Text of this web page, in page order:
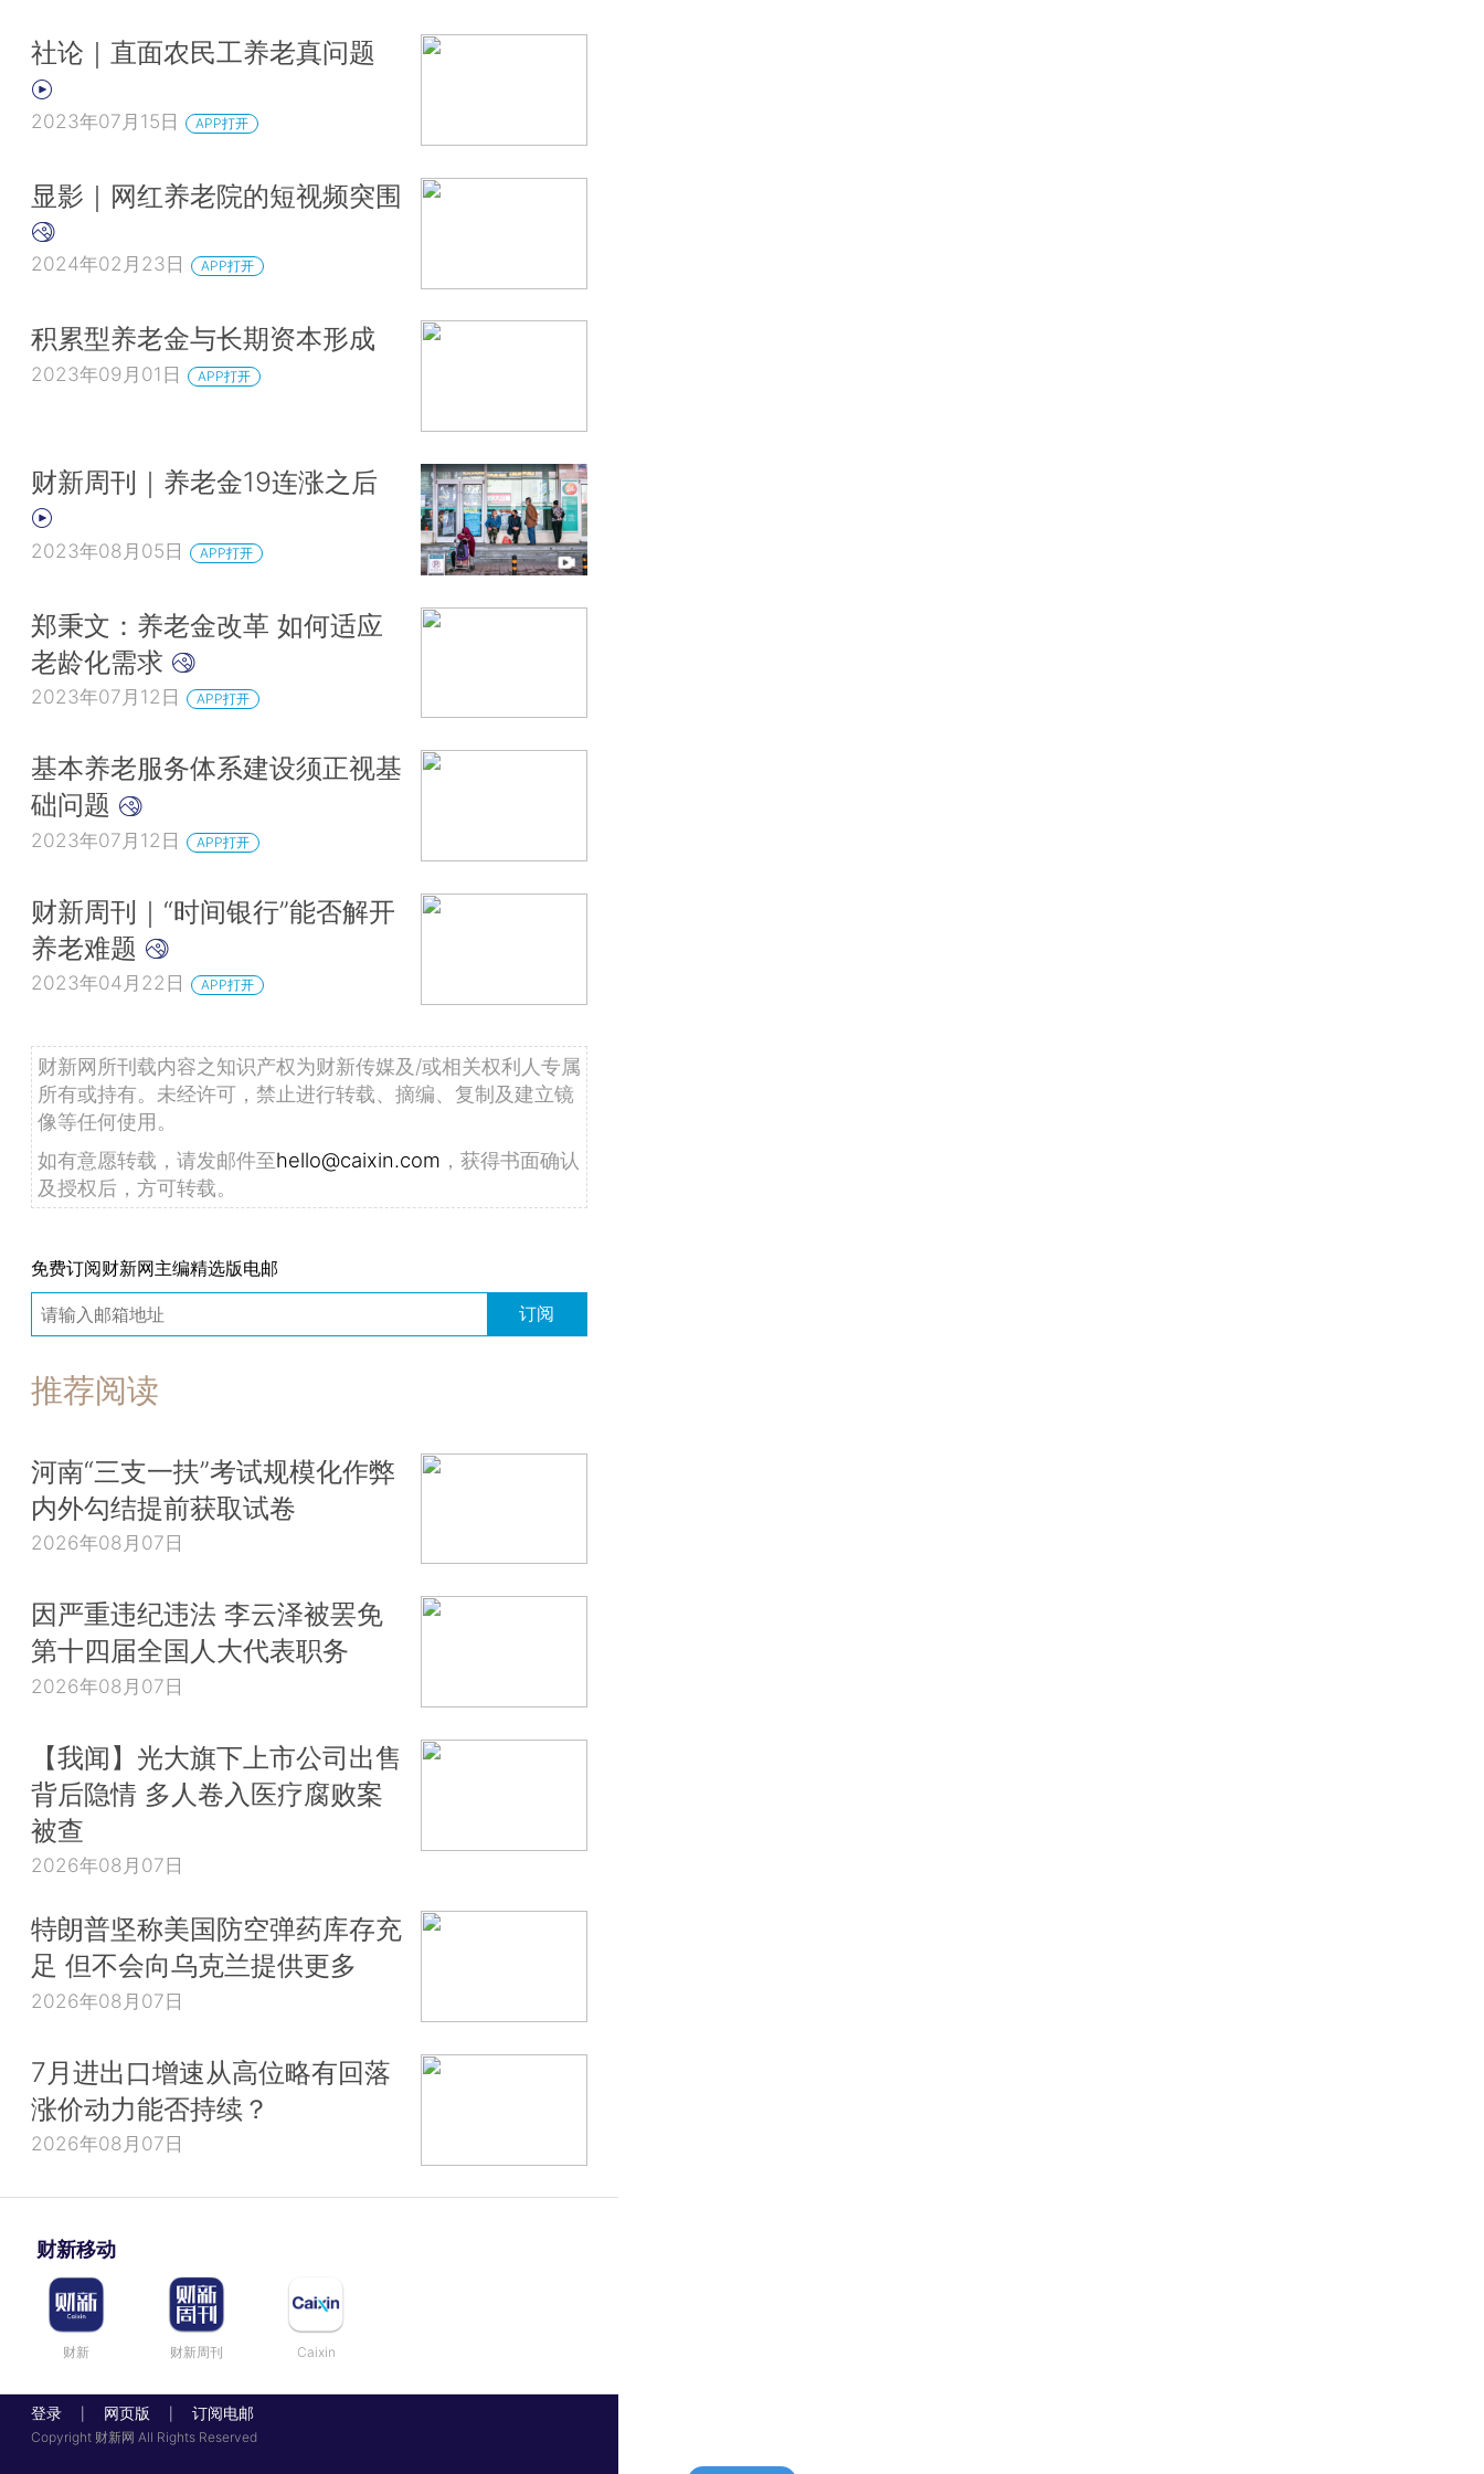
社论｜直面农民工养老真问题
2023年07月15日 APP打开
显影｜网红养老院的短视频突围
2024年02月23日 APP打开
积累型养老金与长期资本形成
2023年09月01日 APP打开
财新周刊｜养老金19连涨之后
2023年08月05日 APP打开
郑秉文：养老金改革 如何适应
老龄化需求
2023年07月12日 APP打开
基本养老服务体系建设须正视基
础问题
2023年07月12日 APP打开
财新周刊｜“时间银行”能否解开
养老难题
2023年04月22日 APP打开
财新网所刊载内容之知识产权为财新传媒及/或相关权利人专属
所有或持有。未经许可，禁止进行转载、摘编、复制及建立镜
像等任何使用。
如有意愿转载，请发邮件至hello@caixin.com ，获得书面确认
及授权后，方可转载。
免费订阅财新网主编精选版电邮
订阅
推荐阅读
河南“三支一扶”考试规模化作弊
内外勾结提前获取试卷
2026年08月07日
因严重违纪违法 李云泽被罢免
第十四届全国人大代表职务
2026年08月07日
【我闻】光大旗下上市公司出售
背后隐情 多人卷入医疗腐败案
被查
2026年08月07日
特朗普坚称美国防空弹药库存充
足 但不会向乌克兰提供更多
2026年08月07日
7月进出口增速从高位略有回落
涨价动力能否持续？
2026年08月07日
财新移动
财新 财新周刊 Caixin
登录 网页版 订阅电邮
Copyright 财新网 All Rights Reserved